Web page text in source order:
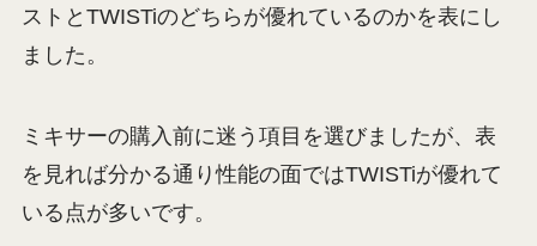
ストとTWISTiのどちらが優れているのかを表にし
ました。
ミキサーの購入前に迷う項目を選びましたが、表
を見れば分かる通り性能の面ではTWISTiが優れて
いる点が多いです。